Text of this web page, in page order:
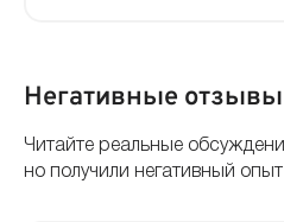
Негативные
Читайте реальные
но получили негативный